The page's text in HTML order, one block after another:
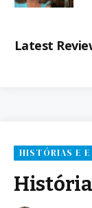
Latest
HISTÓRIAS E